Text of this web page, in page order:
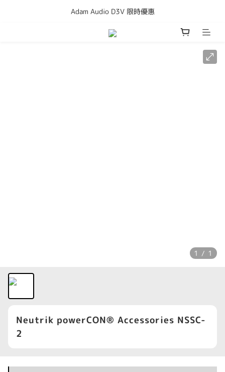
購買任何產品即享全港免運費
Adam Audio D3V 限時優惠
成為會員立即獲得50元購物金
1 / 1
Neutrik powerCON® Accessories NSSC-
2